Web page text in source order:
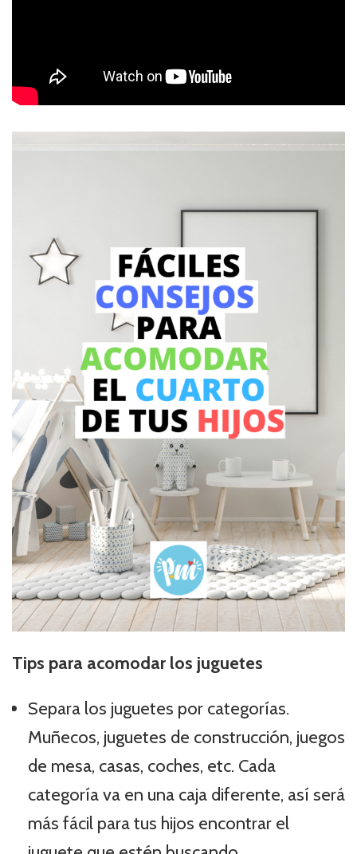
Tips para acomodar los juguetes
Separa los juguetes por categorías.
Muñecos, juguetes de construcción, juegos
de mesa, casas, coches, etc. Cada
categoría va en una caja diferente, así será
más fácil para tus hijos encontrar el